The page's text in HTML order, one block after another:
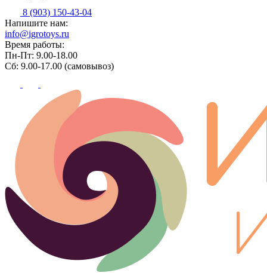
8 (903) 150-43-04
Напишите нам:
info@igrotoys.ru
Время работы:
Пн-Пт: 9.00-18.00
Сб: 9.00-17.00 (самовывоз)